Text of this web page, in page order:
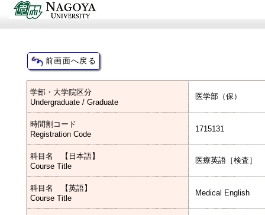
学部・大学院区分
Undergraduate / Graduate
医学部（保）
時間割コード
Registration Code
1715131
科目名 【日本語】
Course Title
医療英語［検査］
科目名 【英語】
Course Title
Medical English